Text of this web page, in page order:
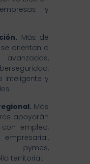
y
Más de
orientan a
inteligente y
Más
apoyarán
empleo,
pymes,
territorial.